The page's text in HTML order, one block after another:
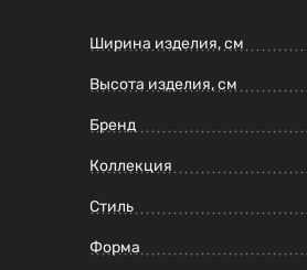
Ширина изделия, см
Высота изделия, см
Бренд
Коллекция
Стиль
Форма